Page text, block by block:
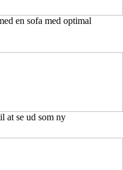
en sofa med optimal
at se ud som ny